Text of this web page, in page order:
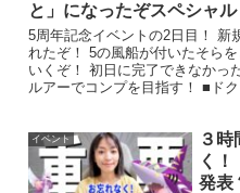
と」になったぞスペシャル
5周年記念イベントの2日目！ 新
れたぞ！ 5の風船が付いたそら
いくぞ！ 初日に完了できなかっ
ルアーでコンプを目指す！ ■ド
イベント
３
く
発表